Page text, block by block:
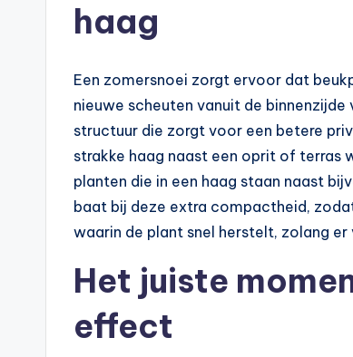
haag
Een zomer­snoei zorgt ervoor dat
nieuwe scheuten vanuit de
structuur die zorgt voor een betere
strakke haag naast een oprit of terras
planten die in een haag staan naast
baat bij deze extra compactheid,
waarin de plant snel herstelt, zolang
Het juiste
effect